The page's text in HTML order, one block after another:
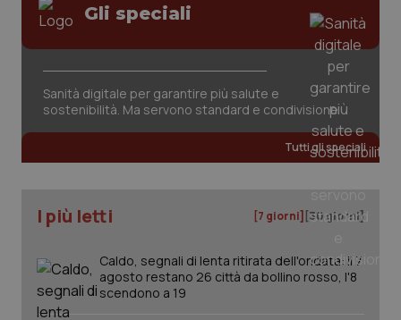
Gli speciali
Sanità digitale per garantire più salute e
sostenibilità. Ma servono standard e condivisione
Tutti gli speciali
I più letti [7 giorni] [30 giorni]
Caldo, segnali di lenta ritirata dell'ondata: il 7
agosto restano 26 città da bollino rosso, l'8
scendono a 19
tracking-sites-ironfish-
tracking-enable
www.quotidianosanita.it
session-id
_ga